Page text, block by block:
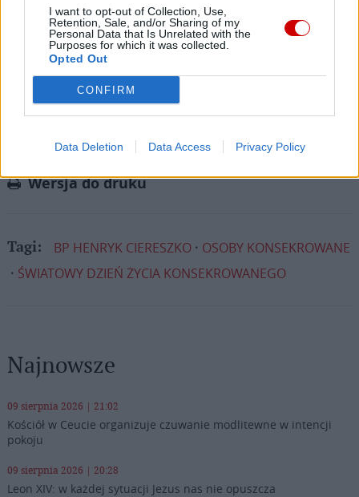
I want to opt-out of Collection, Use,
Retention, Sale, and/or Sharing of my
Personal Data that Is Unrelated with the
Purposes for which it was collected.
Opted Out
CONFIRM
Data Deletion Data Access Privacy Policy
misję. Więcej informacji znajdziesz
Facebook
MessengerWhatsApp Print
Wersja do druku
Tagi: BP HENRYK CIERESZKO
OSOBY KONSEKROWANE
ŚWIATOWY DZIEŃ ŻYCIA KONSEKROWANEGO
Najnowsze
09 sierpnia 2026 | 21:02
Kościół w Ceucie organizuje czuwanie modlitewne w intencji
pokoju
09 sierpnia 2026 | 20:28
Leon XIV: w każdej sytuacji Jezus nas nie opuszcza